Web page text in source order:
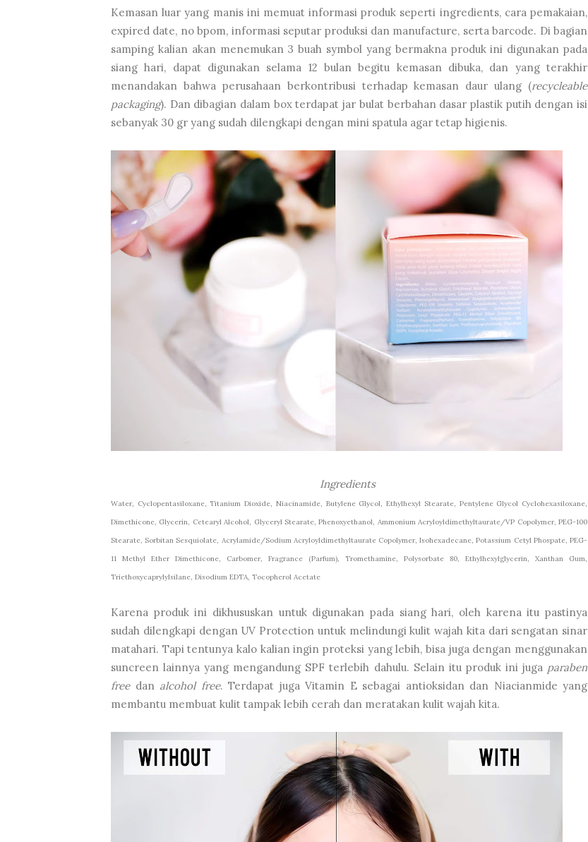
Kemasan luar yang manis ini memuat informasi produk seperti ingredients, cara pemakaian,
expired date, no bpom, informasi seputar produksi dan manufacture, serta barcode. Di bagian
samping kalian akan menemukan 3 buah symbol yang bermakna produk ini digunakan pada
siang hari, dapat digunakan selama 12 bulan begitu kemasan dibuka, dan yang terakhir
menandakan bahwa perusahaan berkontribusi terhadap kemasan daur ulang (recycleable
packaging). Dan dibagian dalam box terdapat jar bulat berbahan dasar plastik putih dengan isi
sebanyak 30 gr yang sudah dilengkapi dengan mini spatula agar tetap higienis.
Ingredients
Water, Cyclopentasiloxane, Titanium Dioxide, Niacinamide, Butylene Glycol, Ethylhexyl Stearate, Pentylene Glycol Cyclohexasiloxane,
Dimethicone, Glycerin, Cetearyl Alcohol, Glyceryl Stearate, Phenoxyethanol, Ammonium Acryloyldimethyltaurate/VP Copolymer, PEG-100
Stearate, Sorbitan Sesquiolate, Acrylamide/Sodium Acryloyldimethyltaurate Copolymer, Isohexadecane, Potassium Cetyl Phospate, PEG-
11 Methyl Ether Dimethicone, Carbomer, Fragrance (Parfum), Tromethamine, Polysorbate 80, Ethylhexylglycerin, Xanthan Gum,
Triethoxycaprylylsilane, Disodium EDTA, Tocopherol Acetate
Karena produk ini dikhususkan untuk digunakan pada siang hari, oleh karena itu pastinya
sudah dilengkapi dengan UV Protection untuk melindungi kulit wajah kita dari sengatan sinar
matahari. Tapi tentunya kalo kalian ingin proteksi yang lebih, bisa juga dengan menggunakan
suncreen lainnya yang mengandung SPF terlebih dahulu. Selain itu produk ini juga paraben
free dan alcohol free. Terdapat juga Vitamin E sebagai antioksidan dan Niacianmide yang
membantu membuat kulit tampak lebih cerah dan meratakan kulit wajah kita.